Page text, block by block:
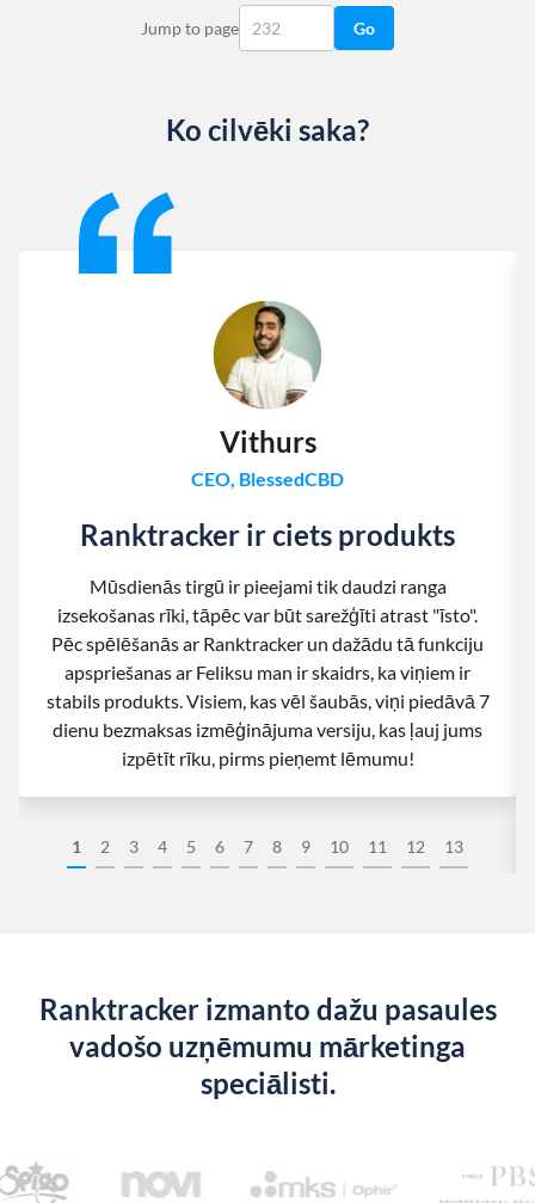
Jump to page Go
Ko cilvēki saka?
1 2 3 4 5 6 7 8 9 10 11 12 13
Vithurs
CEO, BlessedCBD
Ranktracker ir ciets produkts
Mūsdienās tirgū ir pieejami tik daudzi ranga
izsekošanas rīki, tāpēc var būt sarežģīti atrast "īsto".
Pēc spēlēšanās ar Ranktracker un dažādu tā funkciju
apspriešanas ar Feliksu man ir skaidrs, ka viņiem ir
stabils produkts. Visiem, kas vēl šaubās, viņi piedāvā 7
dienu bezmaksas izmēģinājuma versiju, kas ļauj jums
izpētīt rīku, pirms pieņemt lēmumu!
Ranktracker izmanto dažu pasaules
vadošo uzņēmumu mārketinga
speciālisti.